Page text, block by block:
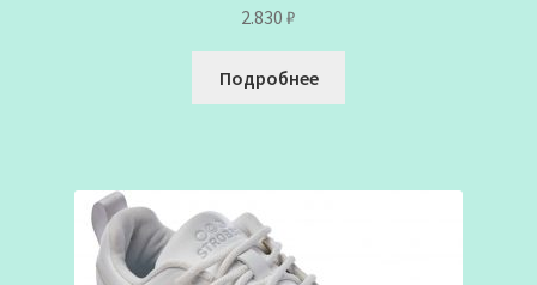
2.830 ₽
Подробнее